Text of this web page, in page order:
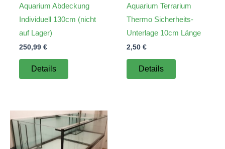
Aquarium Abdeckung
Individuell 130cm (nicht
auf Lager)
250,99 €
Details
Aquarium Terrarium
Thermo Sicherheits-
Unterlage 10cm Länge
2,50 €
Details